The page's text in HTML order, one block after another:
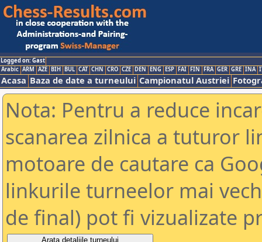
Logged on: Gast
Arabic ARM AZE BIH BUL CAT CHN CRO CZE DEN ENG ESP FAI FIN FRA GER GRE INA
Acasa Baza de date a turneului Campionatul Austriei
Nota: Pentru a reduce
scanarea zilnica a tuturor
motoare de cautare ca
linkurile turneelor mai
de final) pot fi vizualizate